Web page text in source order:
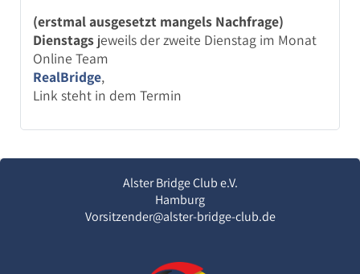
(erstmal ausgesetzt mangels Nachfrage)
Dienstags jeweils der zweite Dienstag im Monat
Online Team
RealBridge,
Link steht in dem Termin
Alster Bridge Club e.V.
Hamburg
Vorsitzender@alster-bridge-club.de